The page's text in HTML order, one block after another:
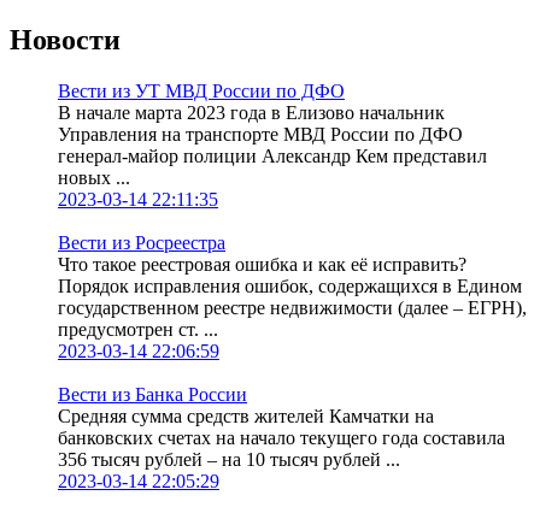
Новости
Вести из УТ МВД России по ДФО
В начале марта 2023 года в Елизово начальник
Управления на транспорте МВД России по ДФО
генерал-майор полиции Александр Кем представил
новых ...
2023-03-14 22:11:35
Вести из Росреестра
Что такое реестровая ошибка и как её исправить?
Порядок исправления ошибок, содержащихся в Едином
государственном реестре недвижимости (далее – ЕГРН),
предусмотрен ст. ...
2023-03-14 22:06:59
Вести из Банка России
Средняя сумма средств жителей Камчатки на
банковских счетах на начало текущего года составила
356 тысяч рублей – на 10 тысяч рублей ...
2023-03-14 22:05:29